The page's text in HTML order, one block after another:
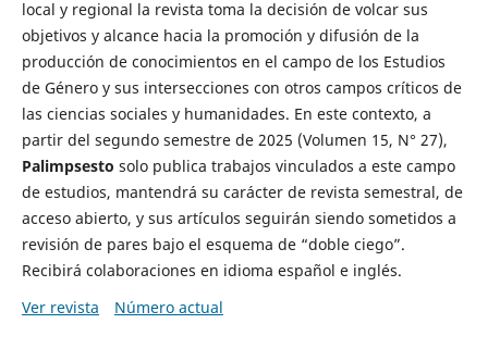
local y regional la revista toma la decisión de volcar sus
objetivos y alcance hacia la promoción y difusión de la
producción de conocimientos en el campo de los Estudios
de Género y sus intersecciones con otros campos críticos de
las ciencias sociales y humanidades. En este contexto, a
partir del segundo semestre de 2025 (Volumen 15, N° 27),
Palimpsesto solo publica trabajos vinculados a este campo
de estudios, mantendrá su carácter de revista semestral, de
acceso abierto, y sus artículos seguirán siendo sometidos a
revisión de pares bajo el esquema de “doble ciego”.
Recibirá colaboraciones en idioma español e inglés.
Ver revista
Número actual